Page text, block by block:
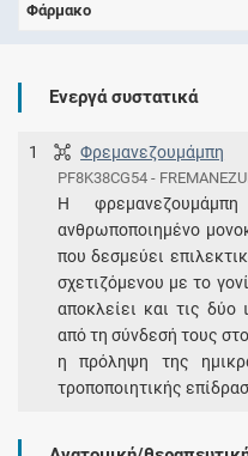
Φάρμακο
Ενεργά συστατικά
1 Φρεμανεζουμάμπη
PF8K38CG54 -
Η
ανθρωποποιημένο
που δεσμεύει
σχετιζόμενου με το
αποκλείει και τις δύο
από τη σύνδεσή τους
η πρόληψη της
τροποποιητικής